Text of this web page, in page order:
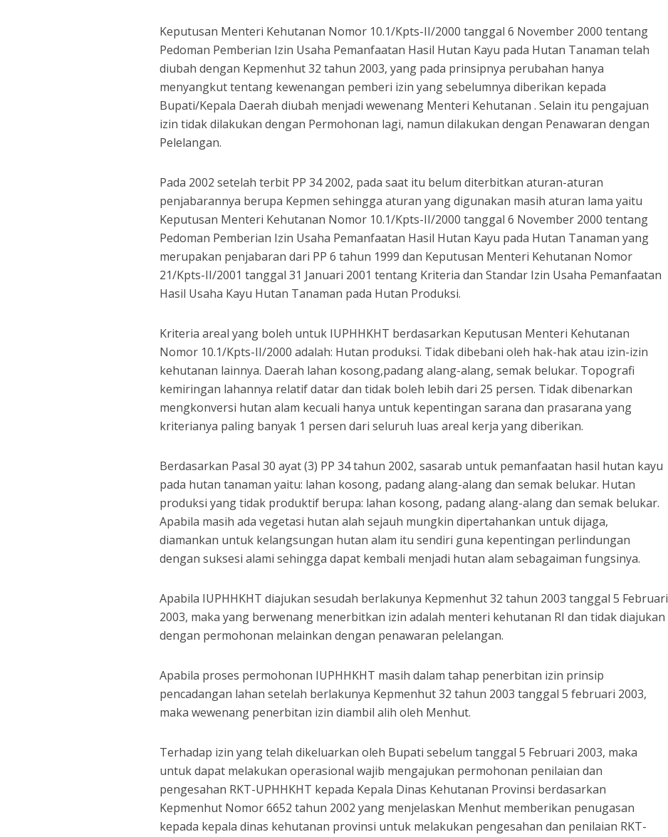
Keputusan Menteri Kehutanan Nomor 10.1/Kpts-II/2000 tanggal 6 November 2000 tentang
Pedoman Pemberian Izin Usaha Pemanfaatan Hasil Hutan Kayu pada Hutan Tanaman telah
diubah dengan Kepmenhut 32 tahun 2003, yang pada prinsipnya perubahan hanya
menyangkut tentang kewenangan pemberi izin yang sebelumnya diberikan kepada
Bupati/Kepala Daerah diubah menjadi wewenang Menteri Kehutanan . Selain itu pengajuan
izin tidak dilakukan dengan Permohonan lagi, namun dilakukan dengan Penawaran dengan
Pelelangan.
Pada 2002 setelah terbit PP 34 2002, pada saat itu belum diterbitkan aturan-aturan
penjabarannya berupa Kepmen sehingga aturan yang digunakan masih aturan lama yaitu
Keputusan Menteri Kehutanan Nomor 10.1/Kpts-II/2000 tanggal 6 November 2000 tentang
Pedoman Pemberian Izin Usaha Pemanfaatan Hasil Hutan Kayu pada Hutan Tanaman yang
merupakan penjabaran dari PP 6 tahun 1999 dan Keputusan Menteri Kehutanan Nomor
21/Kpts-II/2001 tanggal 31 Januari 2001 tentang Kriteria dan Standar Izin Usaha Pemanfaatan
Hasil Usaha Kayu Hutan Tanaman pada Hutan Produksi.
Kriteria areal yang boleh untuk IUPHHKHT berdasarkan Keputusan Menteri Kehutanan
Nomor 10.1/Kpts-II/2000 adalah: Hutan produksi. Tidak dibebani oleh hak-hak atau izin-izin
kehutanan lainnya. Daerah lahan kosong,padang alang-alang, semak belukar. Topografi
kemiringan lahannya relatif datar dan tidak boleh lebih dari 25 persen. Tidak dibenarkan
mengkonversi hutan alam kecuali hanya untuk kepentingan sarana dan prasarana yang
kriterianya paling banyak 1 persen dari seluruh luas areal kerja yang diberikan.
Berdasarkan Pasal 30 ayat (3) PP 34 tahun 2002, sasarab untuk pemanfaatan hasil hutan kayu
pada hutan tanaman yaitu: lahan kosong, padang alang-alang dan semak belukar. Hutan
produksi yang tidak produktif berupa: lahan kosong, padang alang-alang dan semak belukar.
Apabila masih ada vegetasi hutan alah sejauh mungkin dipertahankan untuk dijaga,
diamankan untuk kelangsungan hutan alam itu sendiri guna kepentingan perlindungan
dengan suksesi alami sehingga dapat kembali menjadi hutan alam sebagaiman fungsinya.
Apabila IUPHHKHT diajukan sesudah berlakunya Kepmenhut 32 tahun 2003 tanggal 5 Februari
2003, maka yang berwenang menerbitkan izin adalah menteri kehutanan RI dan tidak diajukan
dengan permohonan melainkan dengan penawaran pelelangan.
Apabila proses permohonan IUPHHKHT masih dalam tahap penerbitan izin prinsip
pencadangan lahan setelah berlakunya Kepmenhut 32 tahun 2003 tanggal 5 februari 2003,
maka wewenang penerbitan izin diambil alih oleh Menhut.
Terhadap izin yang telah dikeluarkan oleh Bupati sebelum tanggal 5 Februari 2003, maka
untuk dapat melakukan operasional wajib mengajukan permohonan penilaian dan
pengesahan RKT-UPHHKHT kepada Kepala Dinas Kehutanan Provinsi berdasarkan
Kepmenhut Nomor 6652 tahun 2002 yang menjelaskan Menhut memberikan penugasan
kepada kepala dinas kehutanan provinsi untuk melakukan pengesahan dan penilaian RKT-